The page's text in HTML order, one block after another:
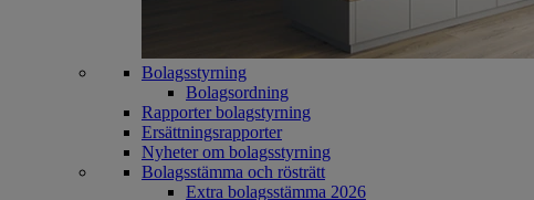
Bolagsstyrning
Bolagsordning
Rapporter bolagstyrning
Ersättningsrapporter
Nyheter om bolagsstyrning
Bolagsstämma och rösträtt
Extra bolagsstämma 2026